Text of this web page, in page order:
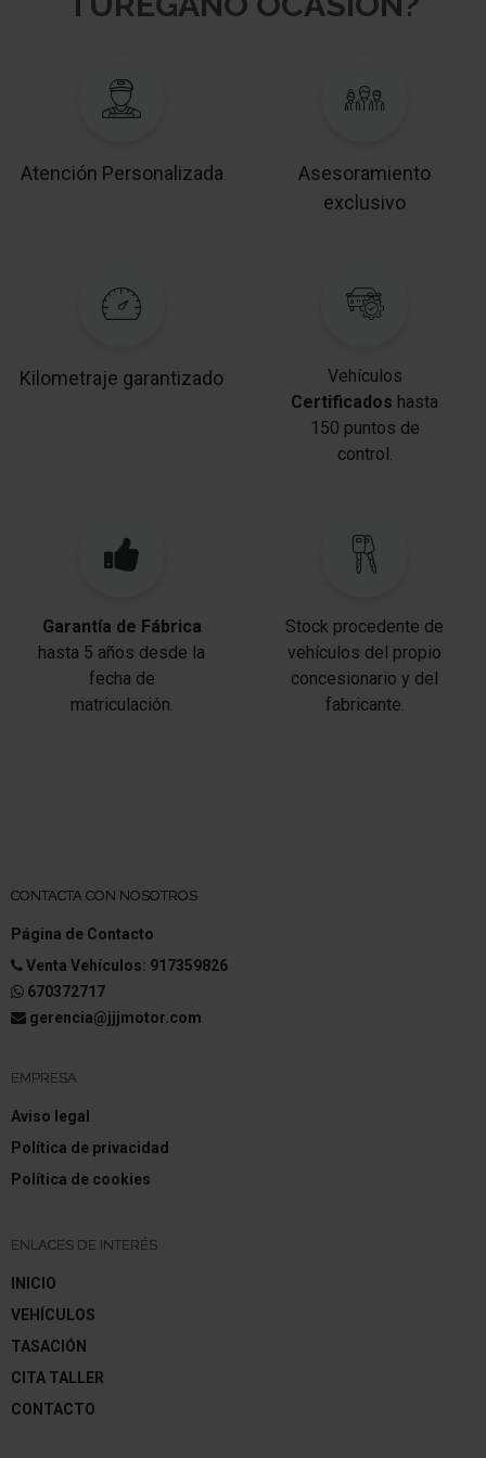
Asiento trasero dividido/abatible (1/3-2/3)
Elevalunas eléctric. con Transmisor de impulsos
Agarraderos de la puerta ext. color carrocería
Retrovisor interior con sistema
Anclajes Isofix para Asiento para niños
Sistema antibloqueo (ABS)
freno de emergencia
Asistente del freno
Volante (cuero)
longitud
Volante con Palancas de cambio
Tipo transmisión: Tracción delantera
(HSA)
Batalla 2639 mm
Atención Personalizada
Asesoramiento
exclusivo
Kilometraje garantizado
Vehículos
Certificados hasta
150 puntos de
control.
Garantía de Fábrica
hasta 5 años desde la
fecha de
matriculación.
Stock procedente de
vehículos del propio
concesionario y del
fabricante.
CONTACTA CON NOSOTROS
Página de Contacto
Venta Vehículos: 917359826
670372717
gerencia@jjjmotor.com
EMPRESA
Aviso legal
Política de privacidad
Política de cookies
ENLACES DE INTERÉS
INICIO
VEHÍCULOS
TASACIÓN
CITA TALLER
CONTACTO